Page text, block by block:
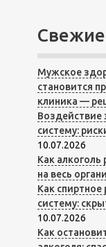
Свежие
Мужское
становится
клиника —
Воздействие
систему:
10.07.2026
Как
на весь
Как
систему:
10.07.2026
Как